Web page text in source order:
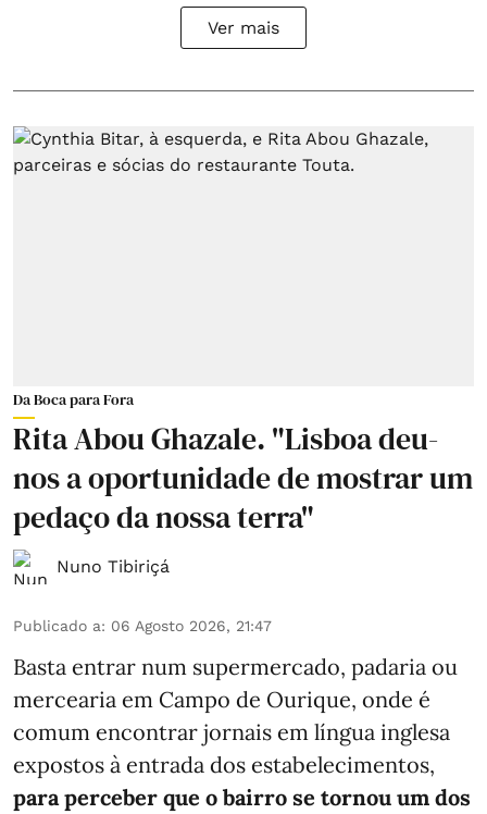
Ver mais
Da Boca para Fora
Rita Abou Ghazale. "Lisboa deu-
nos a oportunidade de mostrar um
pedaço da nossa terra"
Nuno Tibiriçá
Publicado a: 06 Agosto 2026, 21:47
Basta entrar num supermercado, padaria ou
mercearia em Campo de Ourique, onde é
comum encontrar jornais em língua inglesa
expostos à entrada dos estabelecimentos,
para perceber que o bairro se tornou um dos